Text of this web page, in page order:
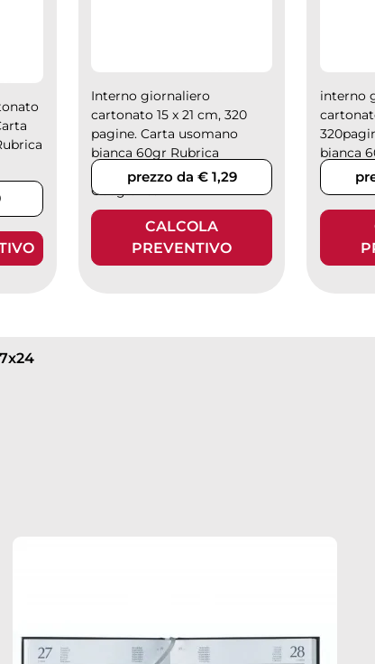
Interno giornaliero
cartonato 15 x 21 cm, 320
pagine. Carta usomano
bianca 60gr Rubrica
stampata, 4 pag. Cartina
Geografica
prezzo da € 1,29
CALCOLA
PREVENTIVO
interno
bianca